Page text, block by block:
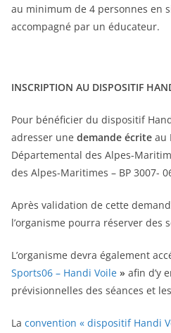
au minimum de 4 personnes en
accompagné par un éducateur.
INSCRIPTION AU DISPOSITIF
Pour bénéficier du dispositif
adresser une demande écrite au
Départemental des Alpes-
des Alpes-Maritimes – BP 3007-
Après validation de cette
l’organisme pourra réserver des
L’organisme devra également
Sports06 – Handi Voile » afin d’y
prévisionnelles des séances et
La convention « dispositif Handi